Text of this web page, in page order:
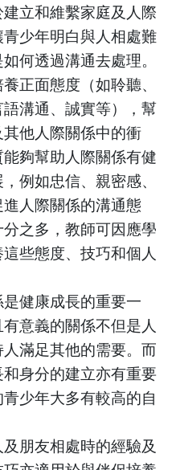
立和維繫家庭及人際
少年明白與人相處難
何透過溝通去處理。
正面態度（如聆聽、
溝通、誠實等），幫
他人際關係中的衝
夠幫助人際關係有健
例如忠信、親密感、
人際關係的溝通態
之多，教師可因應學
些態度、技巧和個人
健康成長的重要一
意義的關係不但是人
滿足其他的需要。而
身分的建立亦有重要
少年大多有較高的自
朋友相處時的經驗及